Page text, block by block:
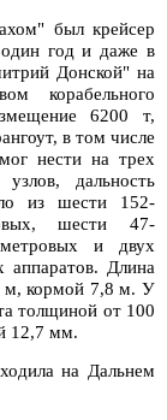
был крейсер
год и даже в
Донской" на
корабельного
6200 т,
в том числе
нести на трех
дальность
из шести 152-
шести 47-
и двух
аппаратов. Длина
м, кормой 7,8 м. У
толщиной от 100
12,7 мм.
на Дальнем